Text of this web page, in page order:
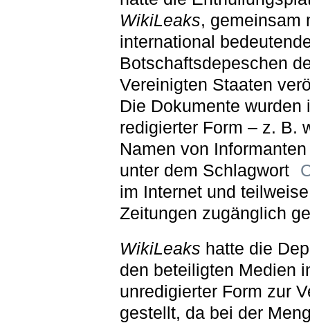
WikiLeaks, gemeinsam
international
Botschaftsdepeschen
Vereinigten Staaten
Die Dokumente wurden
redigierter Form – z. B.
Namen von
unter dem Schlagwort
im Internet und
Zeitungen zugänglich
WikiLeaks hatte die
den beteiligten Medien
unredigierter Form zur
gestellt, da bei der